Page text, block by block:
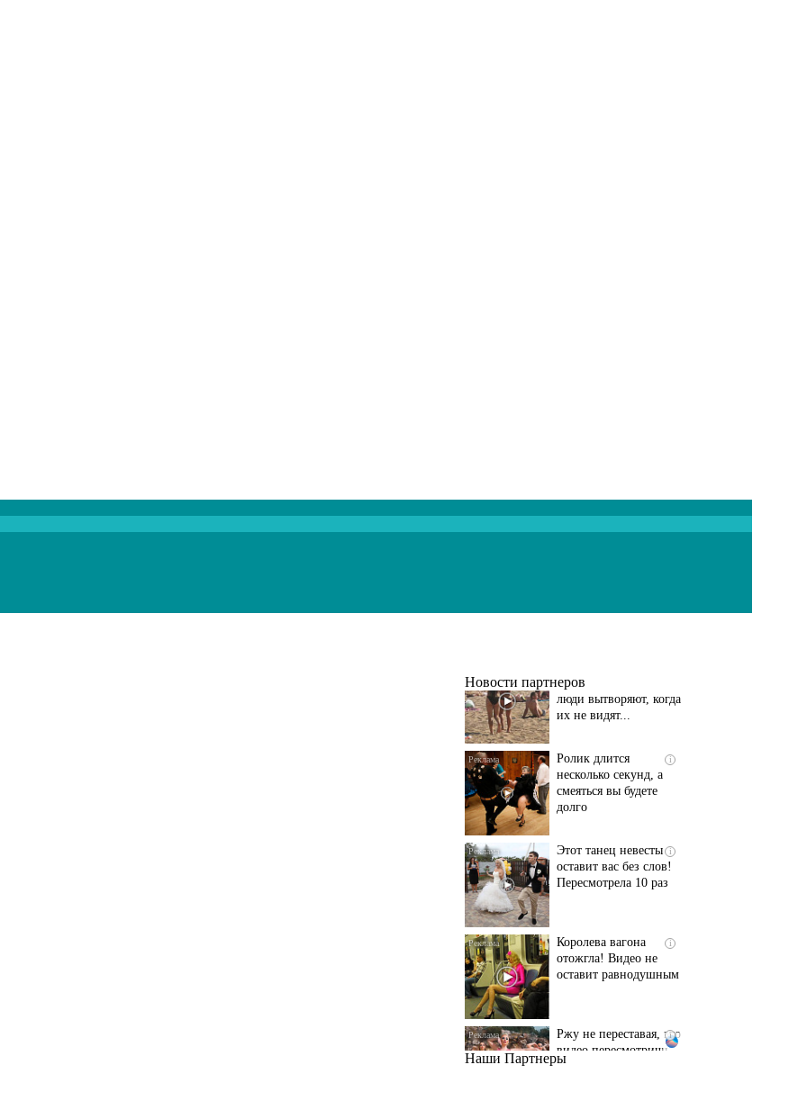
Новости партнеров
i
Ролик длится
несколько секунд, а
Этот танец невесты
оставит вас без слов!
Королева вагона
i
Ржу не переставая, это
Ролик длится пару
Наши Партнеры